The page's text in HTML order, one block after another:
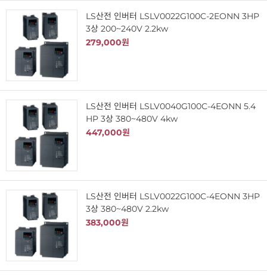
LS산전 인버터 LSLV0022G100C-2EONN 3HP
3상 200~240V 2.2kw
279,000원
LS산전 인버터 LSLV0040G100C-4EONN 5.4
HP 3상 380~480V 4kw
447,000원
LS산전 인버터 LSLV0022G100C-4EONN 3HP
3상 380~480V 2.2kw
383,000원